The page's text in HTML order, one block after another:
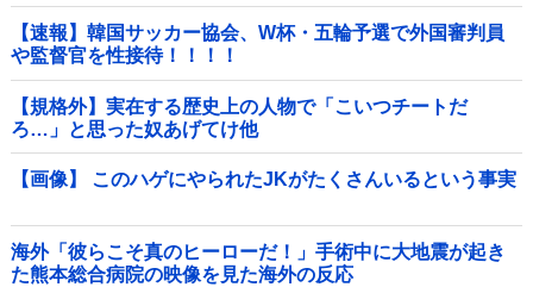
【速報】韓国サッカー協会、W杯・五輪予選で外国審判員
や監督官を性接待！！！！
【規格外】実在する歴史上の人物で「こいつチートだ
ろ…」と思った奴あげてけ他
【画像】 このハゲにやられたJKがたくさんいるという事実
海外「彼らこそ真のヒーローだ！」手術中に大地震が起き
た熊本総合病院の映像を見た海外の反応